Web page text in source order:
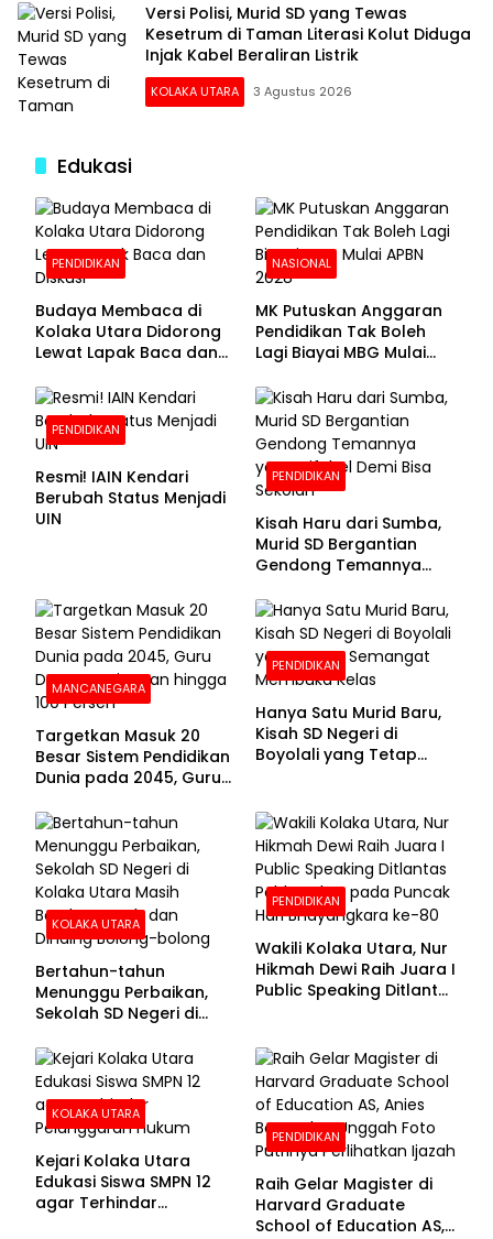
Versi Polisi, Murid SD yang Tewas
Kesetrum di Taman Literasi Kolut Diduga
Injak Kabel Beraliran Listrik
KOLAKA UTARA 3 Agustus 2026
Edukasi
PENDIDIKAN
Budaya Membaca di
Kolaka Utara Didorong
Lewat Lapak Baca dan
NASIONAL
MK Putuskan Anggaran
Pendidikan Tak Boleh
Lagi Biayai MBG Mulai
PENDIDIKAN
Resmi! IAIN Kendari
Berubah Status Menjadi
UIN
PENDIDIKAN
Kisah Haru dari Sumba,
Murid SD Bergantian
Gendong Temannya
Sekolah
MANCANEGARA
Targetkan Masuk 20
Besar Sistem Pendidikan
Dunia pada 2045, Guru
100 Persen
PENDIDIKAN
Hanya Satu Murid Baru,
Kisah SD Negeri di
Boyolali yang Tetap
KOLAKA UTARA
Bertahun-tahun
Menunggu Perbaikan,
Sekolah SD Negeri di
Beralas Tanah dan
Dinding Bolong-bolong
PENDIDIKAN
Wakili Kolaka Utara, Nur
Hikmah Dewi Raih Juara I
Public Speaking Ditlantas
Bhayangkara ke-80
KOLAKA UTARA
Kejari Kolaka Utara
Edukasi Siswa SMPN 12
agar Terhindar
PENDIDIKAN
Raih Gelar Magister di
Harvard Graduate
School of Education AS,